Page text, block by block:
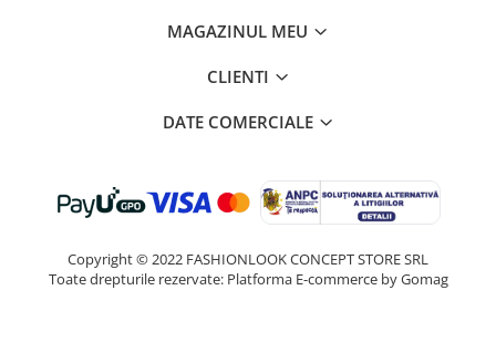
MAGAZINUL MEU
CLIENTI
DATE COMERCIALE
Copyright © 2022 FASHIONLOOK CONCEPT STORE SRL
Toate drepturile rezervate: Platforma E-commerce by Gomag